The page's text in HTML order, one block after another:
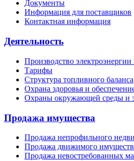
Документы
Информация для поставщиков
Контактная информация
Деятельность
Производство электроэнергии
Тарифы
Структура топливного баланса
Охрана здоровья и
Охраны окружающей среды и
Продажа имущества
Продажа непрофильного
Продажа движимого
Продажа невостребованных